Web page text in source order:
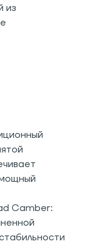
из
Camber: